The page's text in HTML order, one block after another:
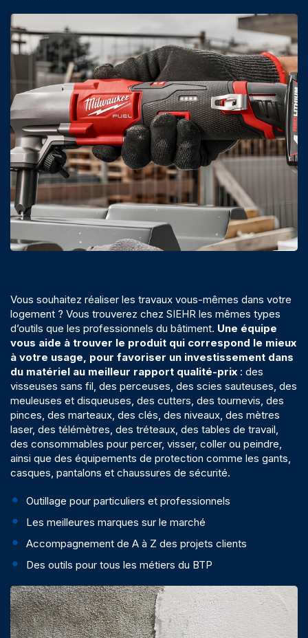
Vous souhaitez réaliser les travaux vous-mêmes dans votre
logement ? Vous trouverez chez SIEHR les mêmes types
d’outils que les professionnels du bâtiment. Une équipe
vous aide à trouver le produit qui correspond le mieux
à votre usage, pour favoriser un investissement dans
du matériel au meilleur rapport qualité-prix : des
visseuses sans fil, des perceuses, des scies sauteuses, des
meuleuses et disqueuses, des cutters, des tournevis, des
pinces, des marteaux, des clés, des niveaux, des mètres
laser, des télémètres, des tréteaux, des tables de travail,
des consommables pour percer, visser, coller ou peindre,
ainsi que des équipements de protection comme les gants,
casques, pantalons et chaussures de sécurité.
Outillage pour particuliers et professionnels
Les meilleures marques sur le marché
Accompagnement de A à Z des projets clients
Des outils pour tous les métiers du BTP